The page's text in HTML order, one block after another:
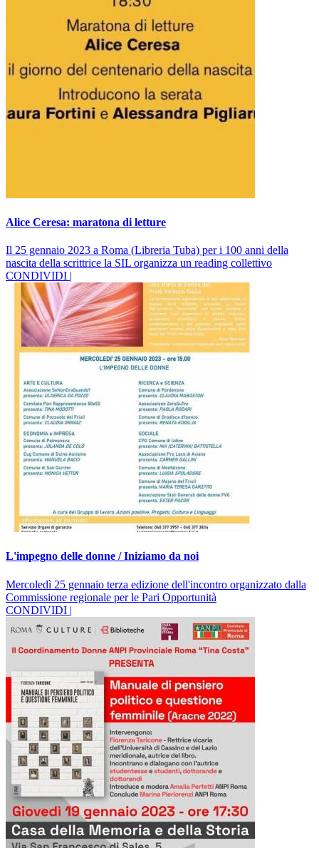
Alice Ceresa: maratona di letture
Il 25 gennaio 2023 a Roma (Libreria Tuba) per i 100 anni della
nascita della scrittrice la SIL organizza un reading collettivo
CONDIVIDI |
L'impegno delle donne / Iniziamo da noi
Mercoledì 25 gennaio terza edizione dell'incontro organizzato dalla
Commissione regionale per le Pari Opportunità
CONDIVIDI |